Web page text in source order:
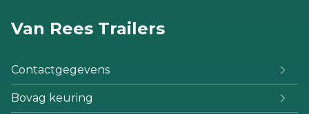
Van Rees Trailers
Contactgegevens
Bovag keuring